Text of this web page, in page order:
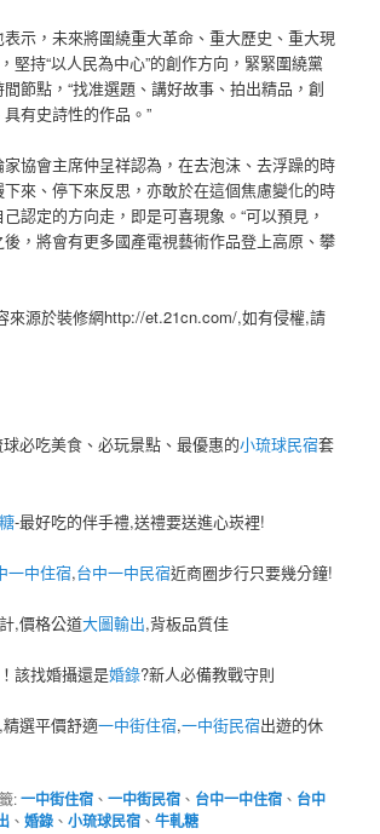
，未來將圍繞重大革命、重大歷史、重大現
堅持“以人民為中心”的創作方向，緊緊圍繞黨
節點，“找准選題、講好故事、拍出精品，創
有史詩性的作品。”
會主席仲呈祥認為，在去泡沫、去浮躁的時
來、停下來反思，亦敢於在這個焦慮變化的時
認定的方向走，即是可喜現象。“可以預見，
，將會有更多國產電視藝術作品登上高原、攀
來源於裝修網http://et.21cn.com/,如有侵權,請
必吃美食、必玩景點、最優惠的小琉球民宿套
-最好吃的伴手禮,送禮要送進心崁裡!
一中住宿,台中一中民宿近商圈步行只要幾分鐘!
,價格公道大圖輸出,背板品質佳
該找婚攝還是婚錄?新人必備教戰守則
選平價舒適一中街住宿,一中街民宿出遊的休
:一中街住宿 、一中街民宿 、 台中一中住宿 、 台中
、婚錄 、小琉球民宿 、牛軋糖